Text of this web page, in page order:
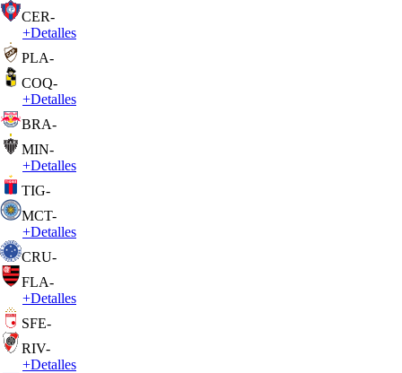
CER-
+Detalles
PLA-
COQ-
+Detalles
BRA-
MIN-
+Detalles
TIG-
MCT-
+Detalles
CRU-
FLA-
+Detalles
SFE-
RIV-
+Detalles